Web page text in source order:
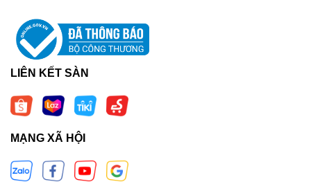
LIÊN KẾT SÀN
MẠNG XÃ HỘI